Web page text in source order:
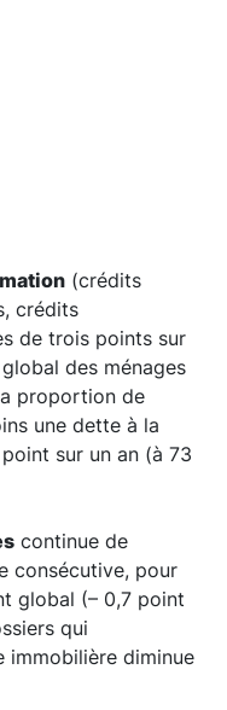
(crédits
crédits
de trois points sur
des ménages
proportion de
une dette à la
sur un an (à 73
continue de
consécutive, pour
global (– 0,7 point
qui
immobilière diminue